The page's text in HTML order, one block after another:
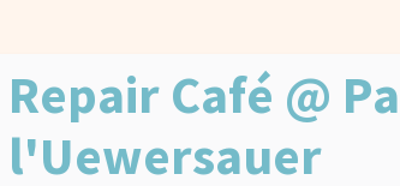
Repair Café @
l'Uewersauer